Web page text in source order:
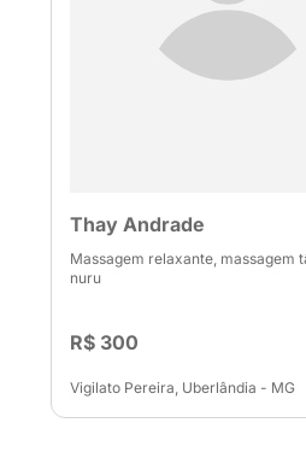
Thay Andrade
Massagem relaxante, massagem
nuru
R$ 300
Vigilato Pereira, Uberlândia - MG